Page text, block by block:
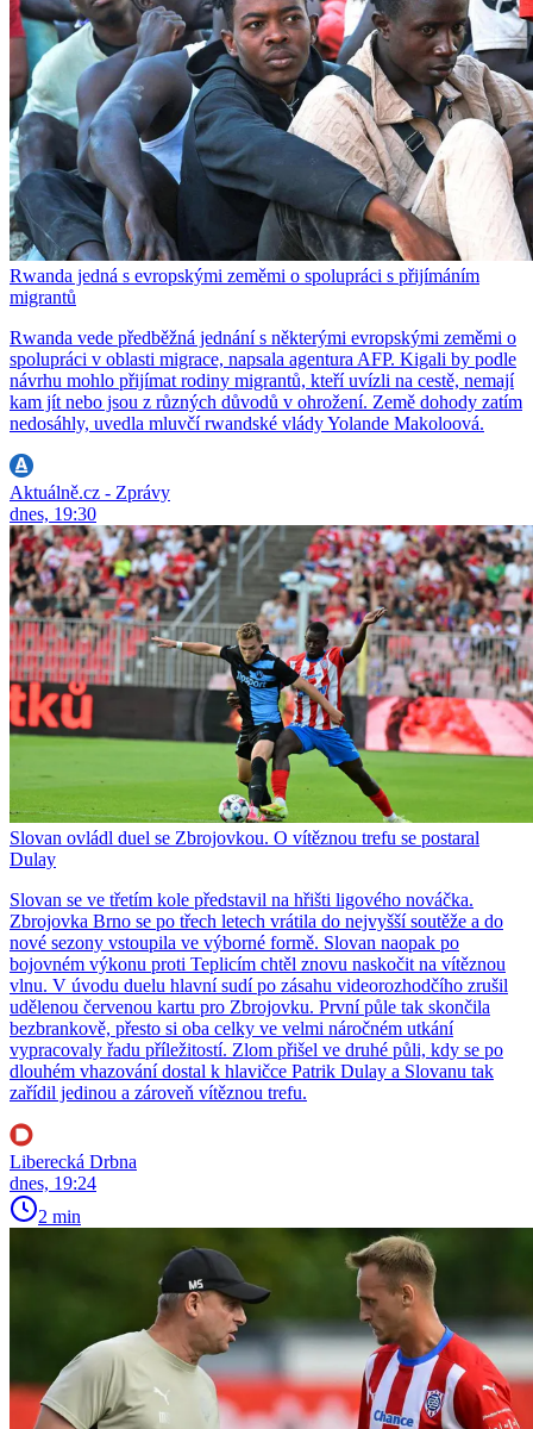
Rwanda jedná s evropskými zeměmi o spolupráci s přijímáním
migrantů
Rwanda vede předběžná jednání s některými evropskými zeměmi o
spolupráci v oblasti migrace, napsala agentura AFP. Kigali by podle
návrhu mohlo přijímat rodiny migrantů, kteří uvízli na cestě, nemají
kam jít nebo jsou z různých důvodů v ohrožení. Země dohody zatím
nedosáhly, uvedla mluvčí rwandské vlády Yolande Makoloová.
Aktuálně.cz - Zprávy
dnes, 19:30
Slovan ovládl duel se Zbrojovkou. O vítěznou trefu se postaral
Dulay
Slovan se ve třetím kole představil na hřišti ligového nováčka.
Zbrojovka Brno se po třech letech vrátila do nejvyšší soutěže a do
nové sezony vstoupila ve výborné formě. Slovan naopak po
bojovném výkonu proti Teplicím chtěl znovu naskočit na vítěznou
vlnu. V úvodu duelu hlavní sudí po zásahu videorozhodčího zrušil
udělenou červenou kartu pro Zbrojovku. První půle tak skončila
bezbrankově, přesto si oba celky ve velmi náročném utkání
vypracovaly řadu příležitostí. Zlom přišel ve druhé půli, kdy se po
dlouhém vhazování dostal k hlavičce Patrik Dulay a Slovanu tak
zařídil jedinou a zároveň vítěznou trefu.
Liberecká Drbna
dnes, 19:24
2 min